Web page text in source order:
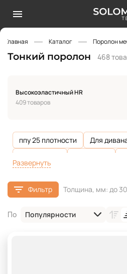
Главная Каталог Поролон
Тонкий поролон 468
Высокоэластичный HR
409 товаров
ппу 25 плотности Для
Для дачной мебели
Для
Развернуть
Фильтр Толщина, мм: до 30
По Популярности